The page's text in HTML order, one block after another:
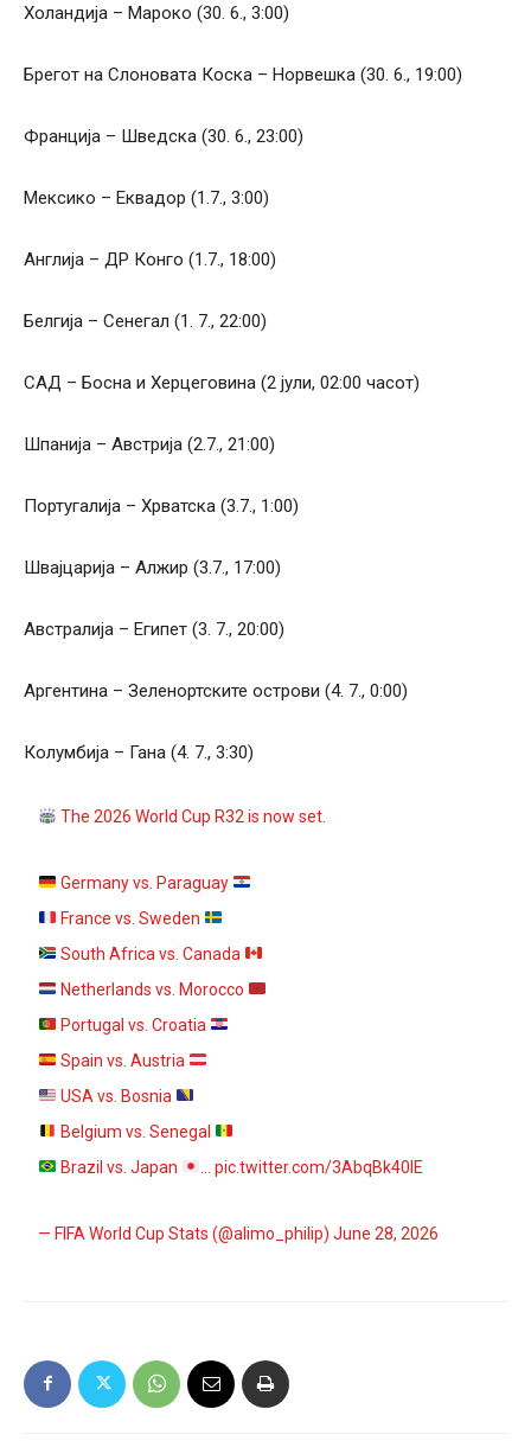
Холандија – Мароко (30. 6., 3:00)
Брегот на Слоновата Коска – Норвешка (30. 6., 19:00)
Франција – Шведска (30. 6., 23:00)
Мексико – Еквадор (1.7., 3:00)
Англија – ДР Конго (1.7., 18:00)
Белгија – Сенегал (1. 7., 22:00)
САД – Босна и Херцеговина (2 јули, 02:00 часот)
Шпанија – Австрија (2.7., 21:00)
Португалија – Хрватска (3.7., 1:00)
Швајцарија – Алжир (3.7., 17:00)
Австралија – Египет (3. 7., 20:00)
Аргентина – Зеленортските острови (4. 7., 0:00)
Колумбија – Гана (4. 7., 3:30)
The 2026 World Cup R32 is now set.
Germany vs. Paraguay
France vs. Sweden
South Africa vs. Canada
Netherlands vs. Morocco
Portugal vs. Croatia
Spain vs. Austria
USA vs. Bosnia
Belgium vs. Senegal
Brazil vs. Japan
…pic.twitter.com/3AbqBk40IE
— FIFA World Cup Stats (@alimo_philip)June 28, 2026